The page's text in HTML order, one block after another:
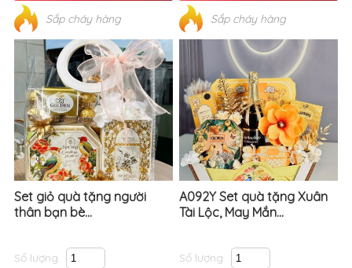
Sắp cháy hàng Sắp cháy hàng
Set giỏ quà tặng người
thân bạn bè...
Số lượng
A092Y Set quà tặng Xuân
Tài Lộc, May Mắn...
Số lượng